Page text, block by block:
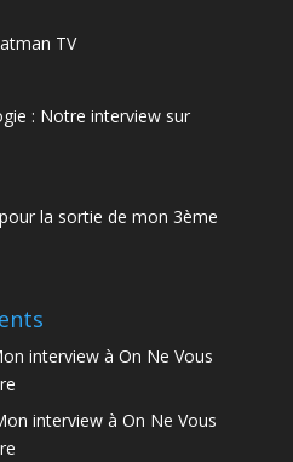
TV
: Notre interview sur
la sortie de mon 3ème
interview à On Ne Vous
interview à On Ne Vous